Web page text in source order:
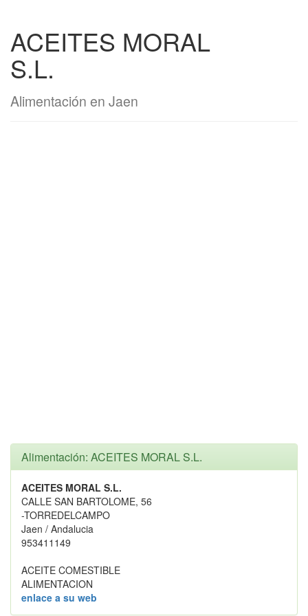
ACEITES MORAL
S.L.
Alimentación en Jaen
Alimentación: ACEITES MORAL S.L.
ACEITES MORAL S.L.
CALLE SAN BARTOLOME, 56
-TORREDELCAMPO
Jaen / Andalucia
953411149
ACEITE COMESTIBLE
ALIMENTACION
enlace a su web